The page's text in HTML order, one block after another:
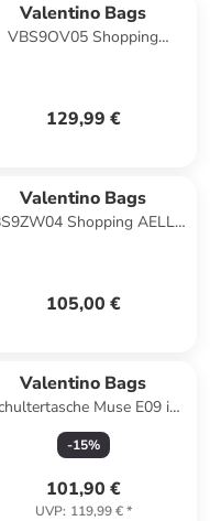
Valentino Bags
VBS9OV05 Shopping
129,99 €
Valentino Bags
Shopping AELLA
105,00 €
Valentino Bags
Muse E09 in
Nero
-15%
101,90 €
UVP: 119,99 €*